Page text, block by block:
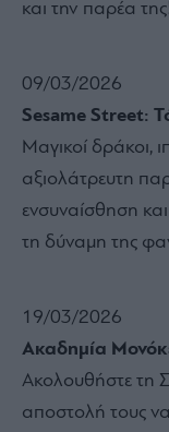
και την παρέα της!
09/03/2026
Sesame Street:
Μαγικοί δράκοι,
αξιολάτρευτη
ενσυναίσθηση
τη δύναμη της
19/03/2026
Ακαδημία
Ακολουθήστε τη
αποστολή τους